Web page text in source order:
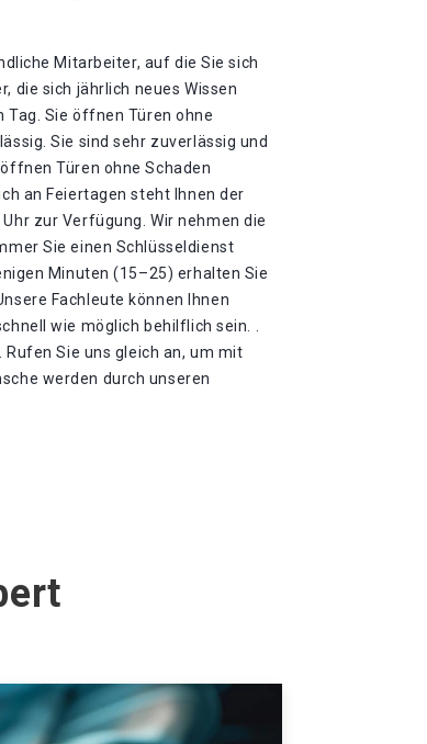
Mitarbeiter, auf die Sie sich
die sich jährlich neues Wissen
Sie öffnen Türen ohne
Sie sind sehr zuverlässig und
Türen ohne Schaden
an Feiertagen steht Ihnen der
zur Verfügung. Wir nehmen die
Sie einen Schlüsseldienst
Minuten (15–25) erhalten Sie
Fachleute können Ihnen
wie möglich behilflich sein. .
Sie uns gleich an, um mit
werden durch unseren